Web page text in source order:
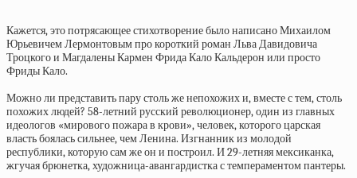
Кажется, это потрясающее стихотворение было написано Михаилом
Юрьевичем Лермонтовым про короткий роман Льва Давидовича
Троцкого и Магдалены Кармен Фрида Кало Кальдерон или просто
Фриды Кало.
Можно ли представить пару столь же непохожих и, вместе с тем, столь
похожих людей? 58-летний русский революционер, один из главных
идеологов «мирового пожара в крови», человек, которого царская
власть боялась сильнее, чем Ленина. Изгнанник из молодой
республики, которую сам же он и построил. И 29-летняя мексиканка,
жгучая брюнетка, художница-авангардистка с темпераментом пантеры.